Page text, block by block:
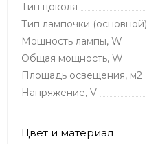
Тип цоколя
Тип лампочки (основной)
Мощность лампы, W
Общая мощность, W
Площадь освещения, м2
Напряжение, V
Цвет и материал